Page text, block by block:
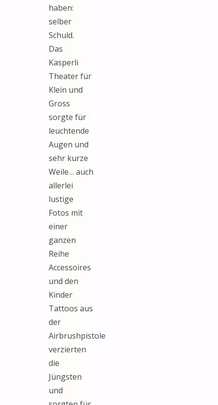
haben:
selber
Schuld.
Das
Kasperli
Theater für
Klein und
Gross
sorgte für
leuchtende
Augen und
sehr kurze
Weile… auch
allerlei
lustige
Fotos mit
einer
ganzen
Reihe
Accessoires
und den
Kinder
Tattoos aus
der
Airbrushpistole
verzierten
die
Jüngsten
und